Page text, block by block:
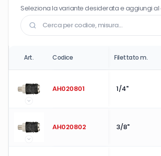
Seleziona la variante desiderata e aggiungi
Art. Codice Filettato m.
AH020801 1/4"
AH020802 3/8"